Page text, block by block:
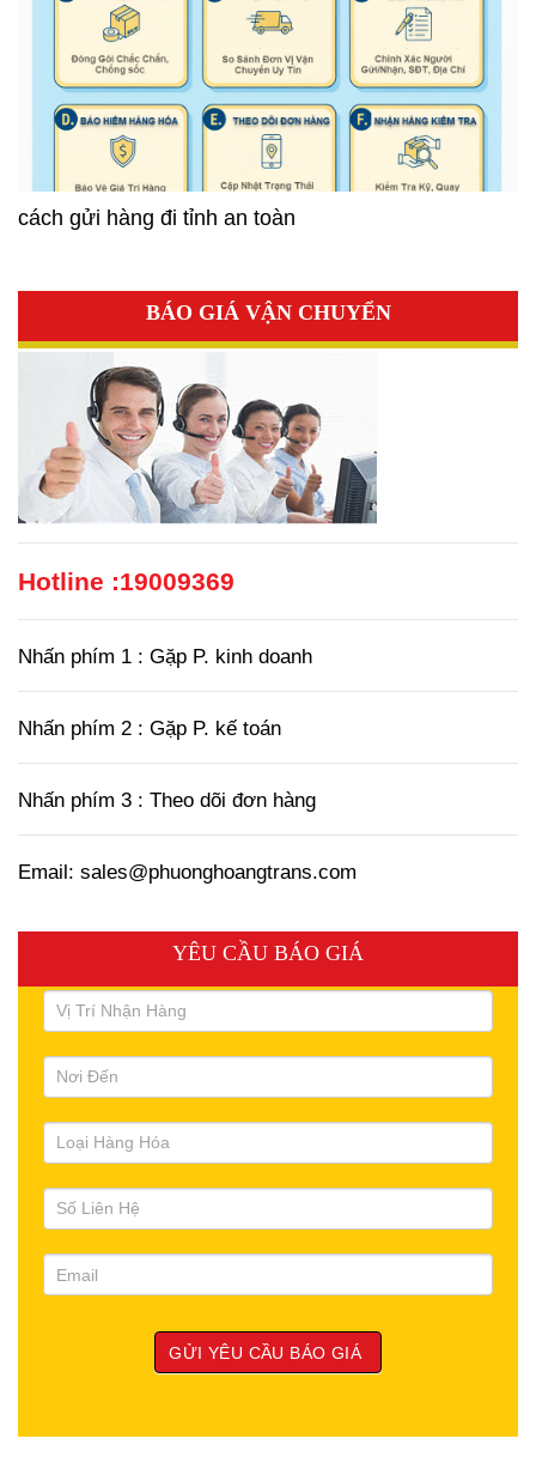
cách gửi hàng đi tỉnh an toàn
BÁO GIÁ VẬN CHUYỂN
Hotline :19009369
Nhấn phím 1 : Gặp P. kinh doanh
Nhấn phím 2 : Gặp P. kế toán
Nhấn phím 3 : Theo dõi đơn hàng
Email: sales@phuonghoangtrans.com
YÊU CẦU BÁO GIÁ